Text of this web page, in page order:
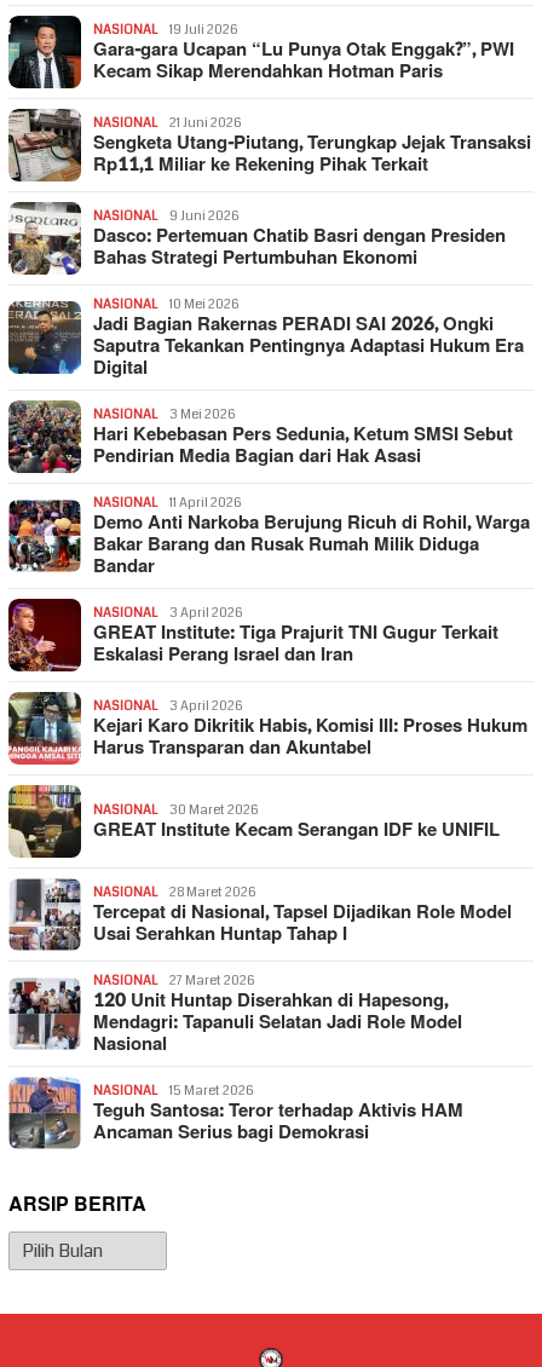
NASIONAL 19 Juli 2026
Gara-gara Ucapan “Lu Punya Otak Enggak?”, PWI
Kecam Sikap Merendahkan Hotman Paris
NASIONAL 21 Juni 2026
Sengketa Utang-Piutang, Terungkap Jejak Transaksi
Rp11,1 Miliar ke Rekening Pihak Terkait
NASIONAL 9 Juni 2026
Dasco: Pertemuan Chatib Basri dengan Presiden
Bahas Strategi Pertumbuhan Ekonomi
NASIONAL 10 Mei 2026
Jadi Bagian Rakernas PERADI SAI 2026, Ongki
Saputra Tekankan Pentingnya Adaptasi Hukum Era
Digital
NASIONAL 3 Mei 2026
Hari Kebebasan Pers Sedunia, Ketum SMSI Sebut
Pendirian Media Bagian dari Hak Asasi
NASIONAL 11 April 2026
Demo Anti Narkoba Berujung Ricuh di Rohil, Warga
Bakar Barang dan Rusak Rumah Milik Diduga
Bandar
NASIONAL 3 April 2026
GREAT Institute: Tiga Prajurit TNI Gugur Terkait
Eskalasi Perang Israel dan Iran
NASIONAL 3 April 2026
Kejari Karo Dikritik Habis, Komisi III: Proses Hukum
Harus Transparan dan Akuntabel
NASIONAL 30 Maret 2026
GREAT Institute Kecam Serangan IDF ke UNIFIL
NASIONAL 28 Maret 2026
Tercepat di Nasional, Tapsel Dijadikan Role Model
Usai Serahkan Huntap Tahap I
NASIONAL 27 Maret 2026
120 Unit Huntap Diserahkan di Hapesong,
Mendagri: Tapanuli Selatan Jadi Role Model
Nasional
NASIONAL 15 Maret 2026
Teguh Santosa: Teror terhadap Aktivis HAM
Ancaman Serius bagi Demokrasi
ARSIP BERITA
Arsip
Berita